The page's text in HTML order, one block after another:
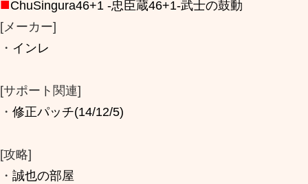
■ChuSingura46+1 -忠臣蔵46+1-武士の鼓動
[メーカー]
・ インレ
[サポート関連]
・ 修正パッチ(14/12/5)
[攻略]
・ 誠也の部屋